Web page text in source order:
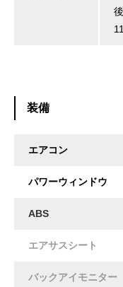
装備
エアコン
パワーウィンドウ
ABS
エアサスシート
バックアイモニター